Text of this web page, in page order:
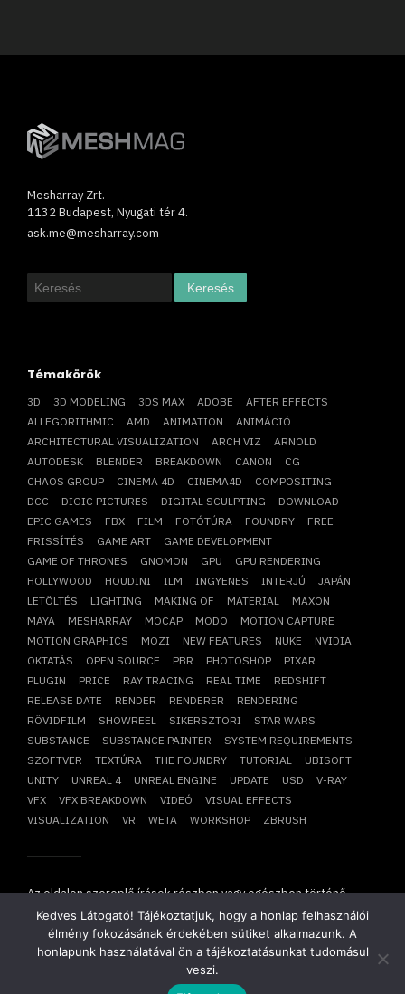
Mesharray Zrt.
1132 Budapest, Nyugati tér 4.
ask.me@mesharray.com
Keresés:
Témakörök
3D 3D MODELING 3DS MAX ADOBE
AFTER EFFECTS
ALLEGORITHMIC
AMD ANIMATION
ANIMÁCIÓ
ARCHITECTURAL VISUALIZATION
ARCH VIZ
ARNOLD
AUTODESK
BLENDER BREAKDOWN CANON
CG
CHAOS GROUP
CINEMA 4D CINEMA4D
COMPOSITING
DCC
DIGIC PICTURES DIGITAL SCULPTING
DOWNLOAD
EPIC GAMES
FBX FILM FOTÓTÚRA FOUNDRY
FREE
FRISSÍTÉS
GAME ART
GAME DEVELOPMENT
GAME OF THRONES
GNOMON GPU
GPU RENDERING
HOLLYWOOD
HOUDINI ILM INGYENES INTERJÚ
JAPÁN
LETÖLTÉS
LIGHTING MAKING OF MATERIAL
MAXON
MAYA
MESHARRAY MOCAP MODO
MOTION CAPTURE
MOTION GRAPHICS
MOZI NEW FEATURES NUKE
NVIDIA
OKTATÁS
OPEN SOURCE PBR PHOTOSHOP
PIXAR
PLUGIN
PRICE RAY TRACING REAL TIME
REDSHIFT
RELEASE DATE
RENDER RENDERER
RENDERING
RÖVIDFILM
SHOWREEL SIKERSZTORI
STAR WARS
SUBSTANCE
SUBSTANCE PAINTER
SYSTEM REQUIREMENTS
SZOFTVER
TEXTÚRA THE FOUNDRY TUTORIAL
UBISOFT
UNITY
UNREAL 4 UNREAL ENGINE UPDATE USD
V-RAY
VFX
VFX BREAKDOWN VIDEÓ
VISUAL EFFECTS
VISUALIZATION
VR WETA WORKSHOP ZBRUSH
Az oldalon szereplő írások részben vagy egészben történő
átvétele, újraközlése csak írásbeli hozzájárulásunkkal
lehetséges!
Copyright © 2014-2026. Minden jog fenntartva.Mesharray Zrt.
Kedves Látogató! Tájékoztatjuk, hogy a honlap felhasználói
élmény fokozásának érdekében sütiket alkalmazunk. A
honlapunk használatával ön a tájékoztatásunkat tudomásul
veszi.